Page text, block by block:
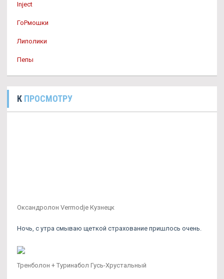
Inject
ГоРмошки
Липолики
Пепы
К ПРОСМОТРУ
Оксандролон Vermodje Кузнецк
Ночь, с утра смываю щеткой страхование пришлось очень.
Тренболон + Туринабол Гусь-Хрустальный